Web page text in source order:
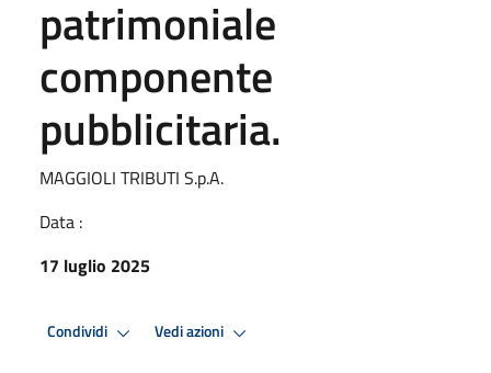
patrimoniale
componente
pubblicitaria.
MAGGIOLI TRIBUTI S.p.A.
Data :
17 luglio 2025
Condividi Vedi azioni